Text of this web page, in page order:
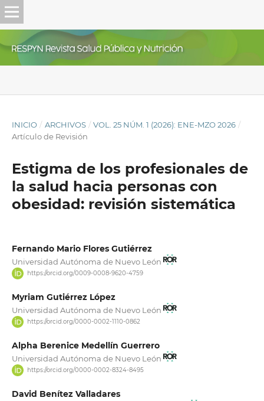
INICIO / ARCHIVOS / VOL. 25 NÚM. 1 (2026): ENE-MZO 2026 /
Artículo de Revisión
Estigma de los profesionales de
la salud hacia personas con
obesidad: revisión sistemática
Fernando Mario Flores Gutiérrez
Universidad Autónoma de Nuevo León
https://orcid.org/0009-0008-9620-4759
Myriam Gutiérrez López
Universidad Autónoma de Nuevo León
https://orcid.org/0000-0002-1110-0862
Alpha Berenice Medellín Guerrero
Universidad Autónoma de Nuevo León
https://orcid.org/0000-0002-8324-8495
David Benítez Valladares